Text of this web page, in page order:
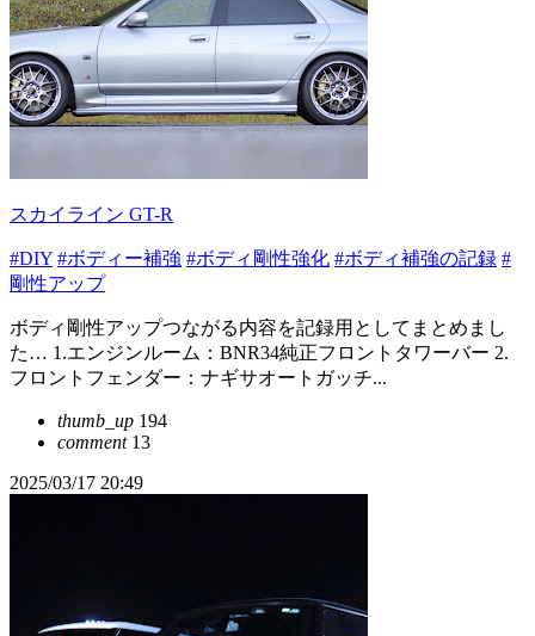
スカイライン GT-R
#DIY #ボディー補強 #ボディ剛性強化 #ボディ補強の記録 #
剛性アップ
ボディ剛性アップつながる内容を記録用としてまとめまし
た… 1.エンジンルーム：BNR34純正フロントタワーバー 2.
フロントフェンダー：ナギサオートガッチ...
thumb_up 194
comment13
2025/03/17 20:49